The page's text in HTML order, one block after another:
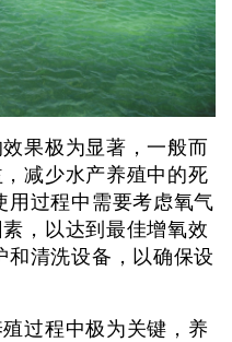
果极为显著，一般而
减少水产养殖中的死
用过程中需要考虑氧气
，以达到最佳增氧效
和清洗设备，以确保设
过程中极为关键，养